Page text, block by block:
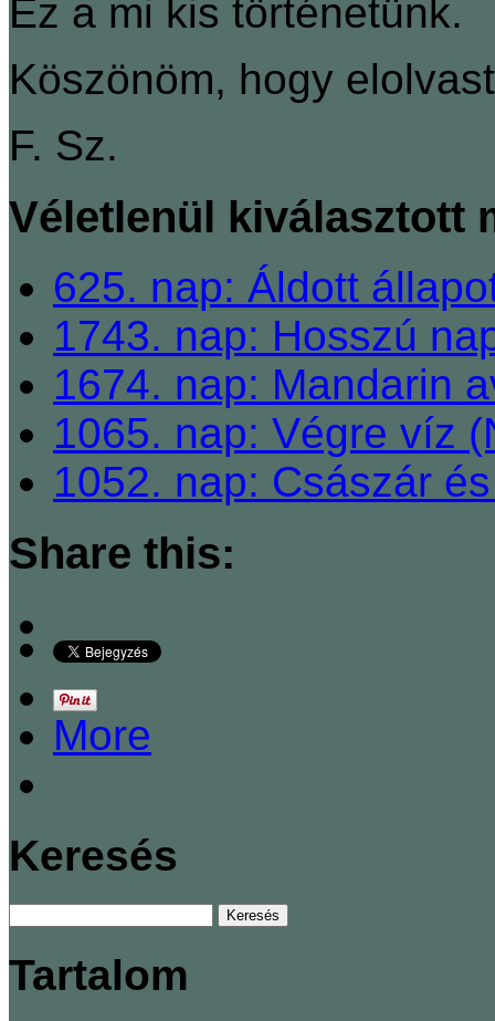
Ez a mi kis történetünk.
Köszönöm, hogy
F. Sz.
Véletlenül kiválasztott
625. nap: Áldott
1743. nap: Hosszú
1674. nap: Mandarin
1065. nap: Végre víz
1052. nap: Császár
Share this:
More
Keresés
Tartalom